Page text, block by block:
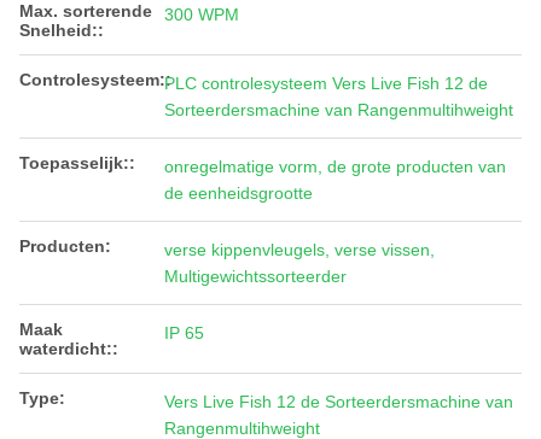
Max. sorterende
Snelheid::
300 WPM
Controlesysteem::PLC controlesysteem Vers Live Fish 12 de
Sorteerdersmachine van Rangenmultihweight
Toepasselijk::
onregelmatige vorm, de grote producten van
de eenheidsgrootte
Producten:
verse kippenvleugels, verse vissen,
Multigewichtssorteerder
Maak
waterdicht::
IP 65
Type:
Vers Live Fish 12 de Sorteerdersmachine van
Rangenmultihweight